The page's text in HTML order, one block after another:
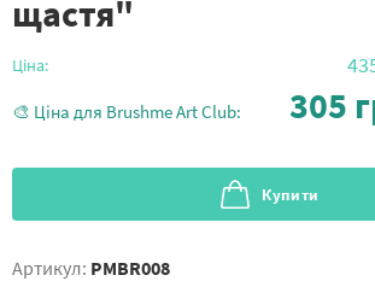
щастя"
Ціна:
🎨 Ціна для Brushme Art Club: 305
Купити
Артикул: PMBR008